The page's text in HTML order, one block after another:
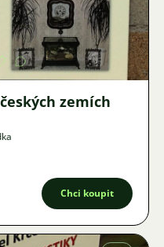
zemích
Chci koupit